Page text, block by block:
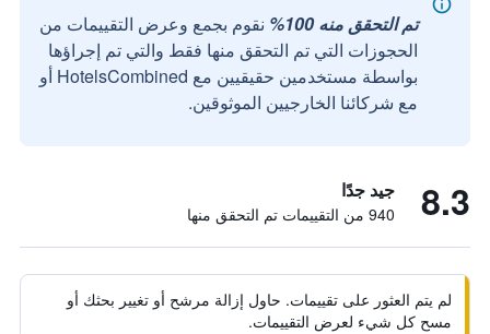
تم التحقق منه 100%
نقوم بجمع وعرض التقييمات من
الحجوزات التي تم التحقق منها فقط والتي تم إجراؤها
بواسطة مستخدمين حقيقيين مع HotelsCombined أو
مع شركائنا الخارجيين الموثوقين.
8.3 جيد جدًا
940 من التقييمات تم التحقق منها
لم يتم العثور على تقييمات. حاول إزالة مرشح أو تغيير بحثك أو
مسح كل شيء لعرض التقييمات.